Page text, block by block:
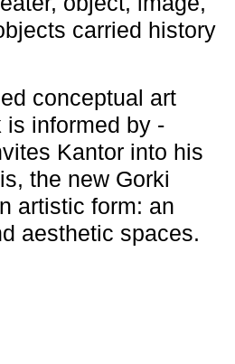
carried history
conceptual art
is informed by
Kantor into his
the new Gorki
artistic form: an
aesthetic spaces.